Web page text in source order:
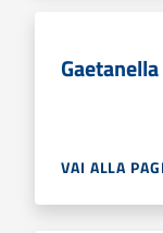
VAI ALLA